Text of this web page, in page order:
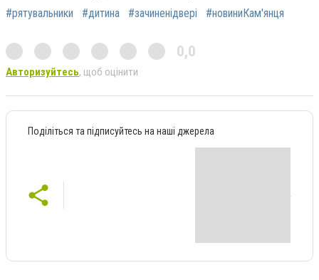
#рятувальники
#дитина #зачиненідвері #новиниКам'янця
0,0
Авторизуйтесь, щоб оцінити
Поділіться та підписуйтесь на наші джерела